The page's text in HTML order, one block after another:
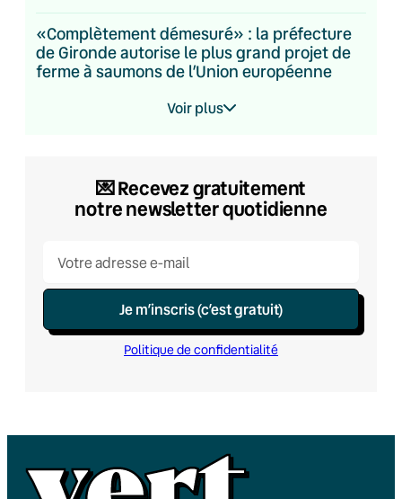
«Complètement démesuré» : la préfecture
de Gironde autorise le plus grand projet de
ferme à saumons de l’Union européenne
Voir plus
💌​ Recevez gratuitement
notre newsletter quotidienne
Je m’inscris (c’est gratuit)
Politique de confidentialité